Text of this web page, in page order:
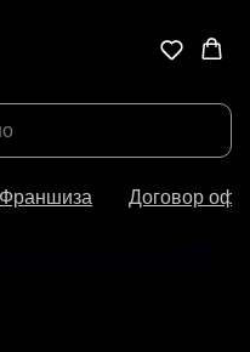
Франшиза Договор